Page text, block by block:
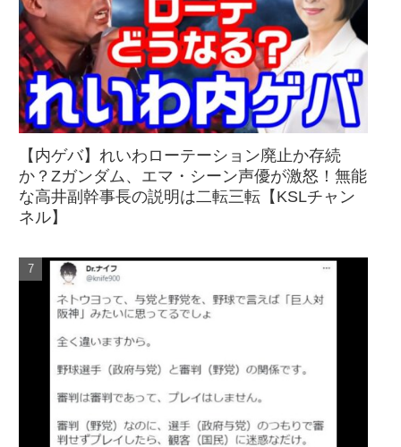
【内ゲバ】れいわローテーション廃止か存続
か？Zガンダム、エマ・シーン声優が激怒！無能
な高井副幹事長の説明は二転三転【KSLチャン
ネル】